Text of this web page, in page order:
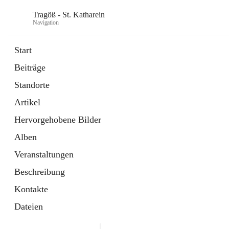
Tragöß - St. Katharein
Navigation
Start
Beiträge
Standorte
Artikel
Hervorgehobene Bilder
Alben
Veranstaltungen
Beschreibung
Kontakte
Dateien